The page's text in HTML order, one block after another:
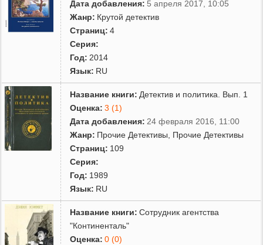
Дата добавления: 5 апреля 2017, 10:05
Жанр: Крутой детектив
Страниц: 4
Серия:
Год: 2014
Язык: RU
Название книги: Детектив и политика. Вып. 1
Оценка: 3 (1)
Дата добавления: 24 февраля 2016, 11:00
Жанр: Прочие Детективы
Прочие Детективы
Страниц: 109
Серия:
Год: 1989
Язык: RU
Название книги: Сотрудник агентства
"Континенталь"
Оценка: 0 (0)